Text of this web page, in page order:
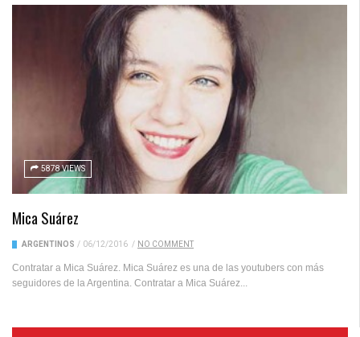
5878 VIEWS
Mica Suárez
ARGENTINOS / 06/12/2016 / NO COMMENT
Contratar a Mica Suárez. Mica Suárez es una de las youtubers con más
seguidores de la Argentina. Contratar a Mica Suárez...